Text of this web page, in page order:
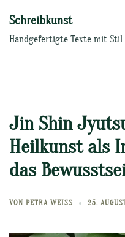
Inhalt
springen
Schreibkunst
Handgefertigte Texte mit Stil
Jin Shin
Heilkunst als
das
VON PETRA WEISS 25.